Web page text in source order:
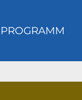
PROGRAMM